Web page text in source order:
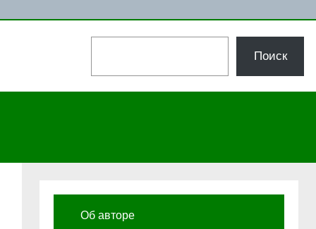
Поиск
Об авторе